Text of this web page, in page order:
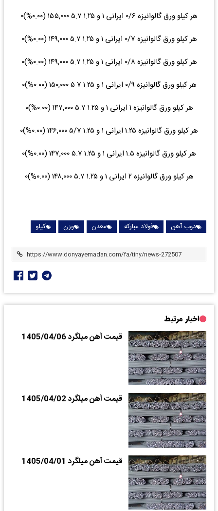
هر کیلو ورق گالوانیزه ۰/۶ ایرانی ۱ و ۱.۲۵ ۵.۷ ۱۵۵,۰۰۰ (۰.۰۰%)۰
هر کیلو ورق گالوانیزه ۰/۷ ایرانی ۱ و ۱.۲۵ ۵.۷ ۱۴۹,۰۰۰ (۰.۰۰%)۰
هر کیلو ورق گالوانیزه ۰/۸ ایرانی ۱ و ۱.۲۵ ۵.۷ ۱۴۹,۰۰۰ (۰.۰۰%)۰
هر کیلو ورق گالوانیزه ۰/۹ ایرانی ۱ و ۱.۲۵ ۵.۷ ۱۵۰,۰۰۰ (۰.۰۰%)۰
هر کیلو ورق گالوانیزه ۱ ایرانی ۱ و ۱.۲۵ ۵.۷ ۱۴۷,۰۰۰ (۰.۰۰%)۰
هر کیلو ورق گالوانیزه ۱.۲۵ ایرانی ۱ و ۱.۲۵ ۵/۷ ۱۴۶,۰۰۰ (۰.۰۰%)۰
هر کیلو ورق گالوانیزه ۱.۵ ایرانی ۱ و ۱.۲۵ ۵.۷ ۱۴۷,۰۰۰ (۰.۰۰%)۰
هر کیلو ورق گالوانیزه ۲ ایرانی ۱ و ۱.۲۵ ۵.۷ ۱۴۸,۰۰۰ (۰.۰۰%)۰
ذوب آهن فولاد مبارکه معدن وزن کیلو
اخبار مرتبط
قیمت آهن میلگرد 1405/04/06
قیمت آهن میلگرد 1405/04/02
قیمت آهن میلگرد 1405/04/01